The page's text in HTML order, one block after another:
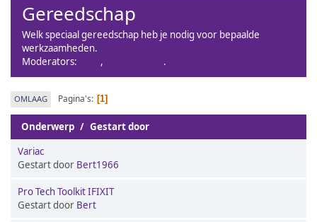
Gereedschap
Welk speciaal gereedschap heb je nodig voor bepaalde
werkzaamheden.
Moderators:
, .
OMLAAG Pagina's 1
Onderwerp / Gestart door
Variac
Gestart door Bert1966
Pro Tech Toolkit IFIXIT
Gestart door Bert